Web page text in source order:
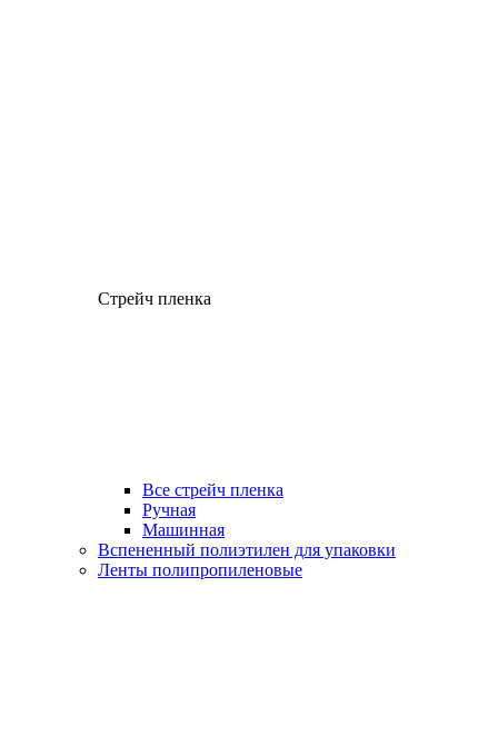
Стрейч пленка
Все стрейч пленка
Ручная
Машинная
Вспененный полиэтилен для упаковки
Ленты полипропиленовые